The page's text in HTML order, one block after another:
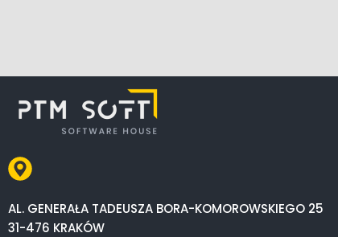
AL. GENERAŁA TADEUSZA BORA-KOMOROWSKIEGO 25
31-476 KRAKÓW